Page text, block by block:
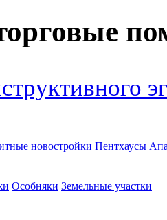
новостройки Пентхаусы
Особняки Земельные участки